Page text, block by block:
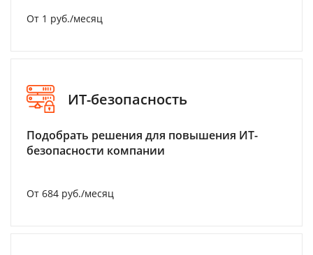
От 1 руб./месяц
ИТ-безопасность
Подобрать решения для повышения ИТ-
безопасности компании
От 684 руб./месяц